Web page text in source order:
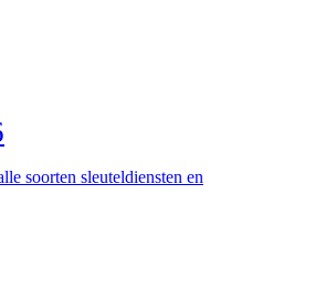
soorten sleuteldiensten en